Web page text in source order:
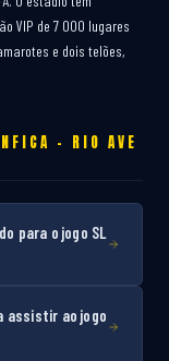
VIP de 7 000 lugares
e dois telões,
– RIO AVE
para o jogo SL
assistir ao jogo